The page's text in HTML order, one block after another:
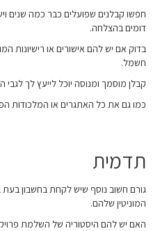
חפשו קבלנים שפועלים כבר כמה שנים
דומים בהצלחה.
בדוק אם יש להם אישורים או רישיונות
חשמל.
קבלן מוסמך ומנוסה יוכל לייעץ לך
כמו גם את כל האתגרים או המלכודות
תדמית
גורם חשוב נוסף שיש לקחת בחשבון בעת
המוניטין שלהם.
האם יש להם היסטוריה של השלמת